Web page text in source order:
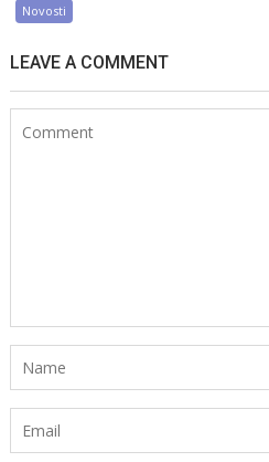
Novosti
LEAVE A COMMENT